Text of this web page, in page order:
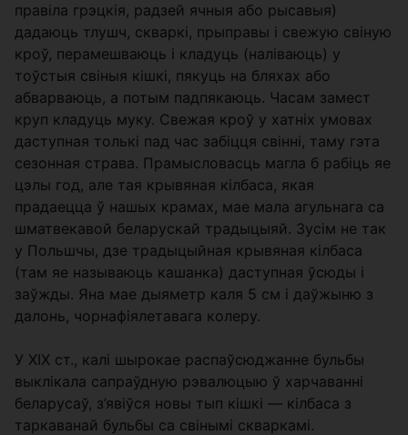
правіла грэцкія, радзей ячныя або рысавыя)
дадаюць тлушч, скваркі, прыправы і свежую свіную
кроў, перамешваюць і кладуць (наліваюць) у
тоўстыя cвіныя кішкі, пякуць на бляхах або
абварваюць, а потым падпякаюць. Часам замест
круп кладуць муку. Свежая кроў у хатніх умовах
даступная толькі пад час забіцця свінні, таму гэта
сезонная страва. Прамысловасць магла б рабіць яе
цэлы год, але тая крывяная кілбаса, якая
прадаецца ў нашых крамах, мае мала агульнага са
шматвекавой беларускай традыцыяй. Зусім не так
у Польшчы, дзе традыцыйная крывяная кілбаса
(там яе называюць кашанка) даступная ўсюды і
заўжды. Яна мае дыяметр каля 5 см і даўжыню з
далонь, чорнафіялетавага колеру.
У ХІХ ст., калі шырокае распаўсюджанне бульбы
выклікала сапраўдную рэвалюцыю ў харчаванні
беларусаў, з’явіўся новы тып кішкі — кілбаса з
таркаванай бульбы са свінымі скваркамі.